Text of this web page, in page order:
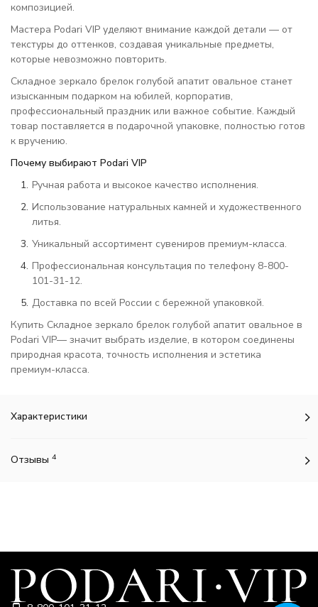
композицией.
Мастера Podari VIP уделяют внимание каждой детали — от
текстуры до оттенков, создавая уникальные предметы,
которые невозможно повторить.
Складное зеркало брелок голубой апатит овальное станет
изысканным подарком на юбилей, корпоратив,
профессиональный праздник или важное событие. Каждый
товар поставляется в подарочной упаковке, полностью готов
к вручению.
Почему выбирают Podari VIP
Ручная работа и высокое качество исполнения.
Использование натуральных камней и художественного
литья.
Уникальный ассортимент сувениров премиум-класса.
Профессиональная консультация по телефону 8-800-
101-31-12.
Доставка по всей России с бережной упаковкой.
Купить Складное зеркало брелок голубой апатит овальное в
Podari VIP— значит выбрать изделие, в котором соединены
природная красота, точность исполнения и эстетика
премиум-класса.
Характеристики
Отзывы 4